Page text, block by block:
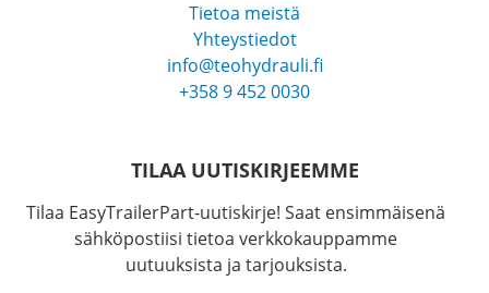
Tietoa meistä
Yhteystiedot
info@teohydrauli.fi
+358 9 452 0030
TILAA UUTISKIRJEEMME
Tilaa EasyTrailerPart-uutiskirje! Saat ensimmäisenä
sähköpostiisi tietoa verkkokauppamme
uutuuksista ja tarjouksista.